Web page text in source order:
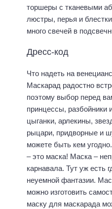
торшеры с тканевыми
люстры, перья и
много свечей в
Дресс-код
Что надеть на
Маскарад радостно
поэтому выбор перед
принцессы, разбойники
цыганки, арлекины,
рыцари, придворные и
можете быть кем
– это маска! Маска –
карнавала. Тут уж есть
неуемной фантазии.
можно изготовить
маску для маскарада